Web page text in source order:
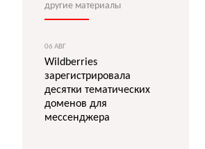
другие материалы
06 АВГ
Wildberries
зарегистрировала
десятки тематических
доменов для
мессенджера